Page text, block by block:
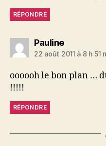
RÉPONDRE
Paulinedit :
22 août 2011 à 8 h 51
oooooh le bon plan …
!!!!!
RÉPONDRE